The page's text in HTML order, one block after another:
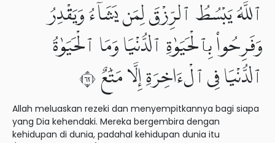
ٱللَّهُ يَبْسُطُ ٱلرِّزْقَ لِمَن يَشَآءُ وَيَقْدِرُ
وَفَرِحُوا۟ بِٱلْحَيَوٰةِ ٱلدُّنْيَا وَمَا ٱلْحَيَوٰةُ
ٱلدُّنْيَا فِى ٱلْءَاخِرَةِ إِلَّا مَتَٰعٌ ٢٦
Allah meluaskan rezeki dan menyempitkannya bagi siapa
yang Dia kehendaki. Mereka bergembira dengan
kehidupan di dunia, padahal kehidupan dunia itu